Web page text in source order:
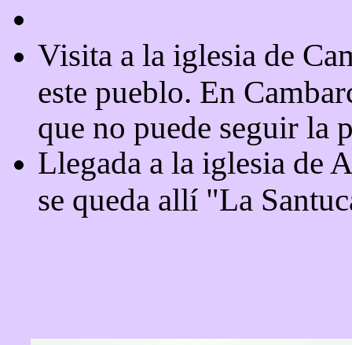
Visita a la iglesia de
este pueblo. En
que no puede seguir la
Llegada a la iglesia de
se queda allí "La